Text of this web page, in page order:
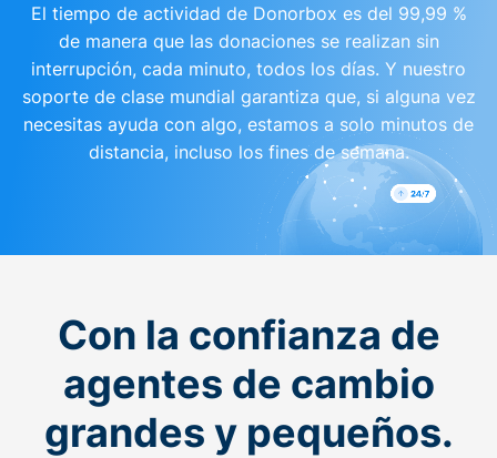
El tiempo de actividad de Donorbox es del 99,99 %
de manera que las donaciones se realizan sin
interrupción, cada minuto, todos los días. Y nuestro
soporte de clase mundial garantiza que, si alguna vez
necesitas ayuda con algo, estamos a solo minutos de
distancia, incluso los fines de semana.
Con la confianza de
agentes de cambio
grandes y pequeños.